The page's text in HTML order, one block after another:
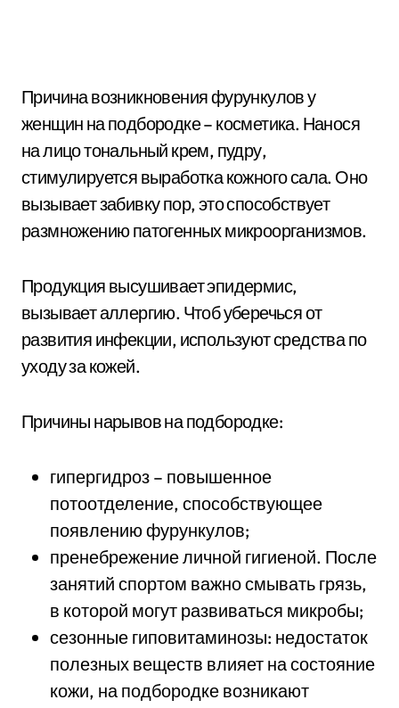
Причина возникновения фурункулов у
женщин на подбородке – косметика. Нанося
на лицо тональный крем, пудру,
стимулируется выработка кожного сала. Оно
вызывает забивку пор, это способствует
размножению патогенных микроорганизмов.
Продукция высушивает эпидермис,
вызывает аллергию. Чтоб уберечься от
развития инфекции, используют средства по
уходу за кожей.
Причины нарывов на подбородке:
гипергидроз – повышенное
потоотделение, способствующее
появлению фурункулов;
пренебрежение личной гигиеной. После
занятий спортом важно смывать грязь,
в которой могут развиваться микробы;
сезонные гиповитаминозы: недостаток
полезных веществ влияет на состояние
кожи, на подбородке возникают